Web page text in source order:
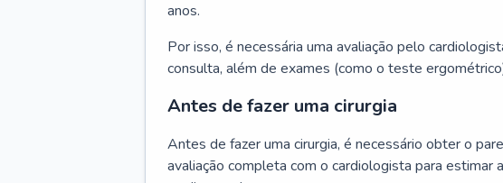
anos.
Por isso, é necessária uma avaliação pelo
consulta, além de exames (como o teste
Antes de fazer uma cirurgia
Antes de fazer uma cirurgia, é necessário obter o
avaliação completa com o cardiologista para estimar